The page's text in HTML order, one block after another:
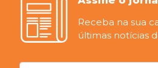
Receba na sua
últimas notícias